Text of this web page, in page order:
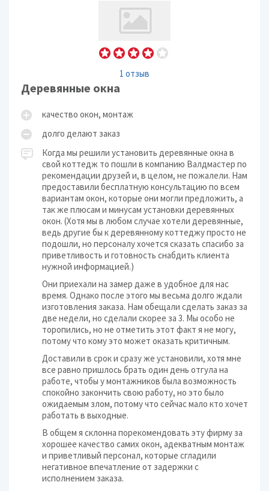
1 отзыв
Деревянные окна
качество окон, монтаж
долго делают заказ
Когда мы решили установить деревянные окна в
свой коттедж то пошли в компанию Валдмастер по
рекомендации друзей и, в целом, не пожалели. Нам
предоставили бесплатную консультацию по всем
вариантам окон, которые они могли предложить, а
так же плюсам и минусам установки деревянных
окон. (Хотя мы в любом случае хотели деревянные,
ведь другие бы к деревянному коттеджу просто не
подошли, но персоналу хочется сказать спасибо за
приветливость и готовность снабдить клиента
нужной информацией.)
Они приехали на замер даже в удобное для нас
время. Однако после этого мы весьма долго ждали
изготовления заказа. Нам обещали сделать заказ за
две недели, но сделали скорее за 3. Мы особо не
торопились, но не отметить этот факт я не могу,
потому что кому это может оказать критичным.
Доставили в срок и сразу же установили, хотя мне
все равно пришлось брать один день отгула на
работе, чтобы у монтажников была возможность
спокойно закончить свою работу, но это было
ожидаемым злом, потому что сейчас мало кто хочет
работать в выходные.
В общем я склонна порекомендовать эту фирму за
хорошее качество самих окон, адекватным монтаж
и приветливый персонал, которые сгладили
негативное впечатление от задержки с
исполнением заказа.